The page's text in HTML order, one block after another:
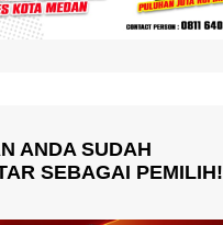
ANDA SUDAH
SEBAGAI PEMILIH!